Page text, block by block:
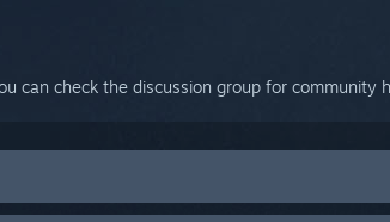
can check the discussion group for community